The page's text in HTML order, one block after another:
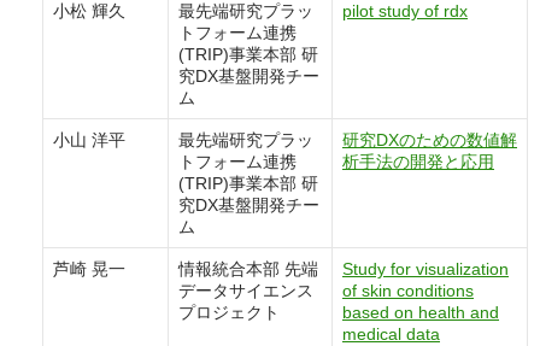
小松 輝久
最先端研究プラッ
トフォーム連携
(TRIP)事業本部 研
究DX基盤開発チー
ム
pilot study of rdx
小山 洋平
最先端研究プラッ
トフォーム連携
(TRIP)事業本部 研
究DX基盤開発チー
ム
研究DXのための数値解
析手法の開発と応用
芦崎 晃一
情報統合本部 先端
データサイエンス
プロジェクト
Study for visualization
of skin conditions
based on health and
medical data